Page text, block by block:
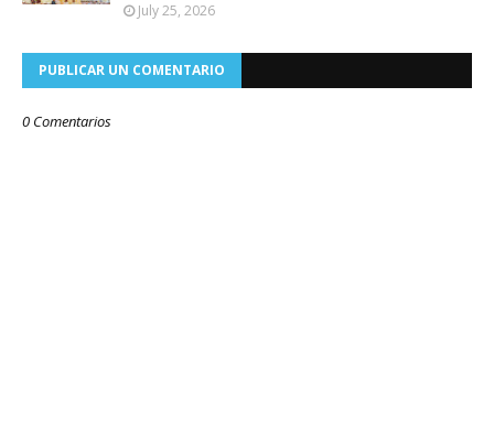
July 25, 2026
PUBLICAR UN COMENTARIO
0 Comentarios